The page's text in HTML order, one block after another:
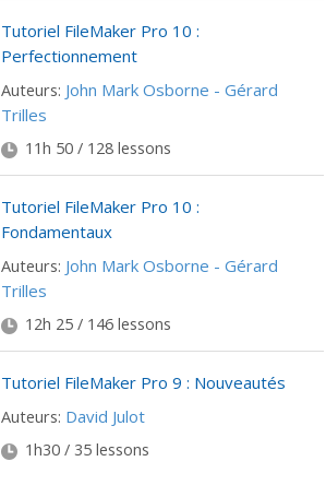
Tutoriel FileMaker Pro 10 :
Perfectionnement
Auteurs: John Mark Osborne - Gérard
Trilles
11h 50 / 128 lessons
Tutoriel FileMaker Pro 10 :
Fondamentaux
Auteurs: John Mark Osborne - Gérard
Trilles
12h 25 / 146 lessons
Tutoriel FileMaker Pro 9 : Nouveautés
Auteurs: David Julot
1h30 / 35 lessons